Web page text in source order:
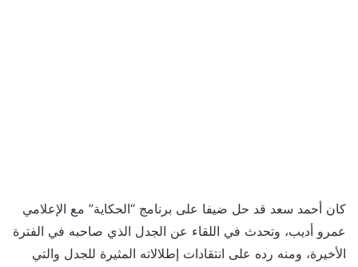
كان أحمد سعد قد حل ضيفا على برنامج “الحكاية” مع الإعلامي
عمرو أديب، وتحدث في اللقاء عن الجدل الذي صاحبه في الفترة
الأخيرة، ومنه رده على انتقادات إطلالاته المثيرة للجدل والتي